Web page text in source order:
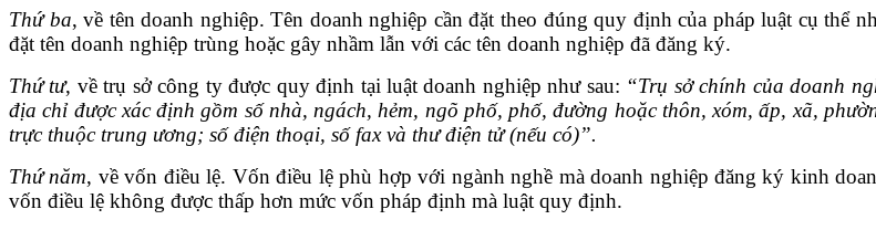
Thứ ba, về tên doanh nghiệp. Tên doanh nghiệp cần đặt theo đúng quy định của pháp luật cụ
đặt tên doanh nghiệp trùng hoặc gây nhầm lẫn với các tên doanh nghiệp đã đăng ký.
Thứ tư, về trụ sở công ty được quy định tại luật doanh nghiệp như sau: “Trụ sở chính của doanh
địa chỉ được xác định gồm số nhà, ngách, hẻm, ngõ phố, phố, đường hoặc thôn, xóm, ấp, xã,
trực thuộc trung ương; số điện thoại, số fax và thư điện tử (nếu có)”.
Thứ năm, về vốn điều lệ. Vốn điều lệ phù hợp với ngành nghề mà doanh nghiệp đăng ký kinh
vốn điều lệ không được thấp hơn mức vốn pháp định mà luật quy định.